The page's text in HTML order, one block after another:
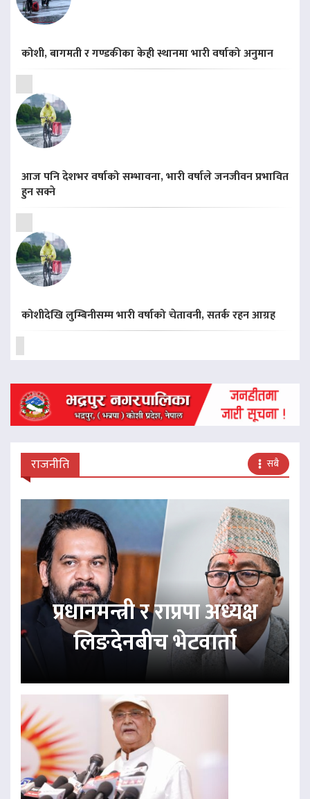
कोशी, बागमती र गण्डकीका केही स्थानमा भारी वर्षाको अनुमान
आज पनि देशभर वर्षाको सम्भावना, भारी वर्षाले जनजीवन प्रभावित
हुन सक्ने
कोशीदेखि लुम्बिनीसम्म भारी वर्षाको चेतावनी, सतर्क रहन आग्रह
राजनीति सबै
प्रधानमन्त्री र राप्रपा अध्यक्ष
लिङदेनबीच भेटवार्ता